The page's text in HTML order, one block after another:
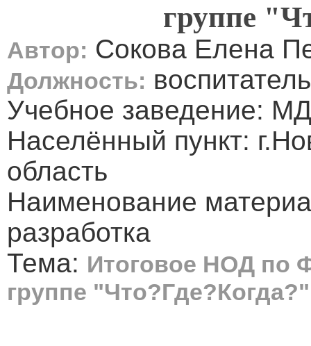
группе
Автор: Сокова Елена
Должность: воспитатель
Учебное заведение:
Населённый пункт:
область
Наименование
разработка
Тема: Итоговое НОД по
группе "Что?Где?Когда?"